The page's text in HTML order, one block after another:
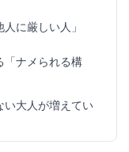
に厳しい人」
「ナメられる構
い大人が増えてい